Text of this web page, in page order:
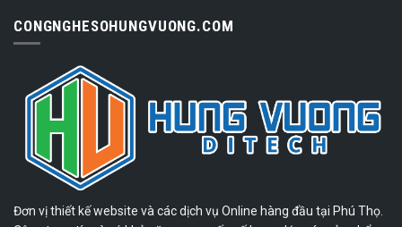
CONGNGHESOHUNGVUONG.COM
Đơn vị thiết kế website và các dịch vụ Online hàng đầu tại Phú Thọ.